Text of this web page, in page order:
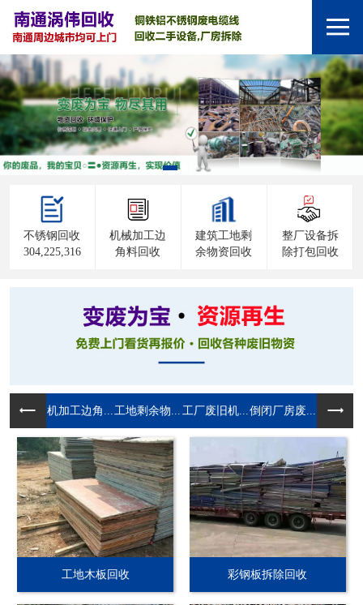
不锈钢回收
304,225,316
机械加工边
角料回收
建筑工地剩
余物资回收
整厂设备拆
除打包回收
机加工边角... 工地剩余物... 工厂废旧机... 倒闭厂房废...
工地木板回收 彩钢板拆除回收